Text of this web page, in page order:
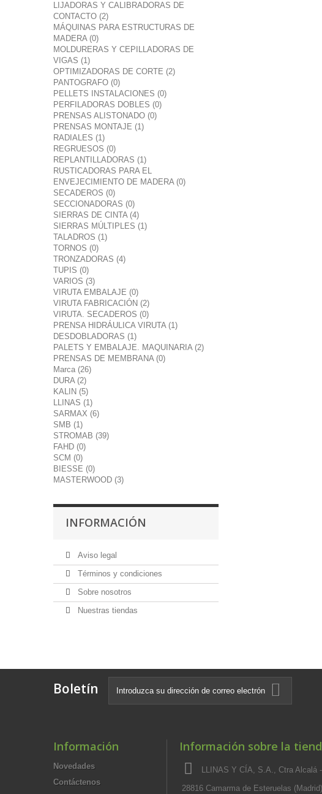
LIJADORAS Y CALIBRADORAS DE
CONTACTO (2)
MÁQUINAS PARA ESTRUCTURAS DE
MADERA (0)
MOLDURERAS Y CEPILLADORAS DE
VIGAS (1)
OPTIMIZADORAS DE CORTE (2)
PANTOGRAFO (0)
PELLETS INSTALACIONES (0)
PERFILADORAS DOBLES (0)
PRENSAS ALISTONADO (0)
PRENSAS MONTAJE (1)
RADIALES (1)
REGRUESOS (0)
REPLANTILLADORAS (1)
RUSTICADORAS PARA EL
ENVEJECIMIENTO DE MADERA (0)
SECADEROS (0)
SECCIONADORAS (0)
SIERRAS DE CINTA (4)
SIERRAS MÚLTIPLES (1)
TALADROS (1)
TORNOS (0)
TRONZADORAS (4)
TUPIS (0)
VARIOS (3)
VIRUTA EMBALAJE (0)
VIRUTA FABRICACIÓN (2)
VIRUTA. SECADEROS (0)
PRENSA HIDRÁULICA VIRUTA (1)
DESDOBLADORAS (1)
PALETS Y EMBALAJE. MAQUINARIA (2)
PRENSAS DE MEMBRANA (0)
Marca (26)
DURA (2)
KALIN (5)
LLINAS (1)
SARMAX (6)
SMB (1)
STROMAB (39)
FAHD (0)
SCM (0)
BIESSE (0)
MASTERWOOD (3)
INFORMACIÓN
Aviso legal
Términos y condiciones
Sobre nosotros
Nuestras tiendas
Boletín
Información
Novedades
Contáctenos
Información sobre la
LLINAS Y CÍA, S.A., Ctra Alcalá
28816 Camarma de Esteruelas